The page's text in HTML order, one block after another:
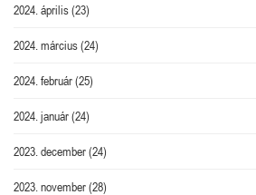
2024. április(23)
2024. március(24)
2024. február(25)
2024. január(24)
2023. december(24)
2023. november(28)